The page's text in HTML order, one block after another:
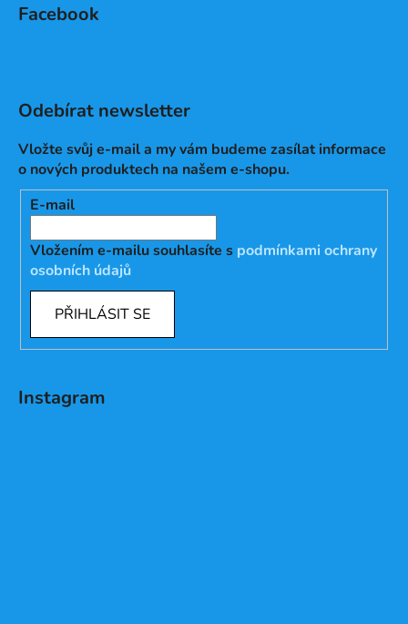
Facebook
Odebírat newsletter
Vložte svůj e-mail a my vám budeme zasílat informace
o nových produktech na našem e-shopu.
E-mail
Vložením e-mailu souhlasíte s podmínkami ochrany
osobních údajů
PŘIHLÁSIT SE
Instagram